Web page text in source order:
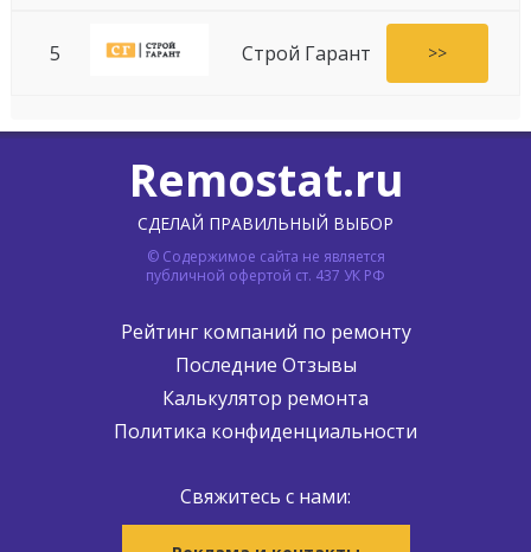
5 Строй Гарант >>
Remostat.ru
СДЕЛАЙ ПРАВИЛЬНЫЙ ВЫБОР
© Содержимое сайта не является
публичной офертой ст. 437 УК РФ
Рейтинг компаний по ремонту
Последние Отзывы
Калькулятор ремонта
Политика конфиденциальности
Свяжитесь с нами: